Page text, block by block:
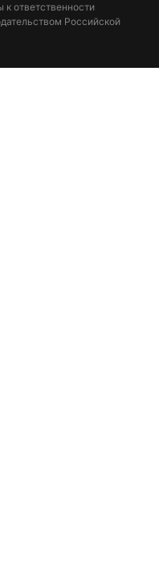
ответственности
Российской